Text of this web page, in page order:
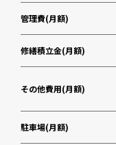
管理費(月額)
修繕積立金(月額)
その他費用(月額)
駐車場(月額)